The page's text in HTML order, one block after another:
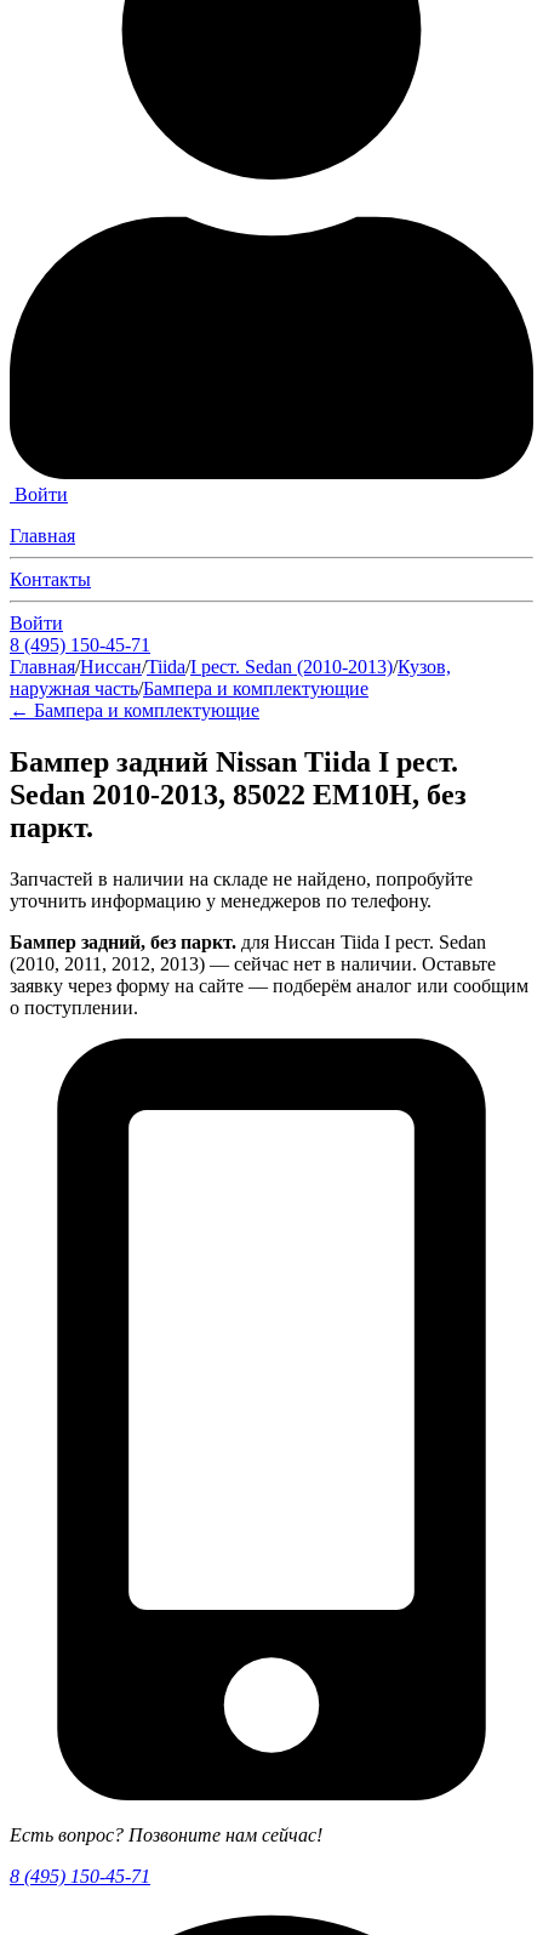
Войти
Главная
Контакты
Войти
8 (495) 150-45-71
Главная/Ниссан/Tiida/I рест. Sedan (2010-2013)/Кузов,
наружная часть/Бампера и комплектующие
← Бампера и комплектующие
Бампер задний Nissan Tiida I рест.
Sedan 2010-2013, 85022 EM10H, без
паркт.
Запчастей в наличии на складе не найдено, попробуйте
уточнить информацию у менеджеров по телефону.
Бампер задний, без паркт. для Ниссан Tiida I рест. Sedan
(2010, 2011, 2012, 2013) — сейчас нет в наличии. Оставьте
заявку через форму на сайте — подберём аналог или сообщим
о поступлении.
Есть вопрос? Позвоните нам сейчас!
8 (495) 150-45-71